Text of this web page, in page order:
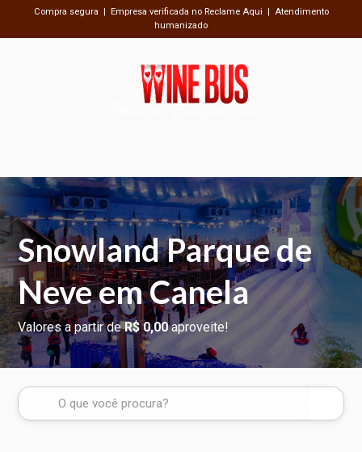
Compra segura | Empresa verificada no Reclame Aqui | Atendimento
humanizado
Passeios Inesquecíveis
Snowland Parque de
Neve em Canela
Valores a partir deR$ 0,00aproveite!